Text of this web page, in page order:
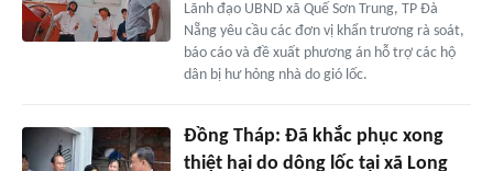
Lãnh đạo UBND xã Quế Sơn Trung, TP Đà
Nẵng yêu cầu các đơn vị khẩn trương rà soát,
báo cáo và đề xuất phương án hỗ trợ các hộ
dân bị hư hỏng nhà do gió lốc.
Đồng Tháp: Đã khắc phục xong
thiệt hại do dông lốc tại xã Long